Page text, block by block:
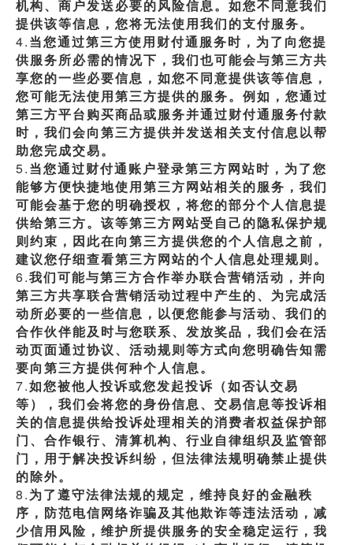
机构、商户发送必要的风险信息。如您不同意我们
提供该等信息，您将无法使用我们的支付服务。
4.当您通过第三方使用财付通服务时，为了向您提
供服务所必需的情况下，我们也可能会与第三方共
享您的一些必要信息，如您不同意提供该等信息，
您可能无法使用第三方提供的服务。例如，您通过
第三方平台购买商品或服务并通过财付通服务付款
时，我们会向第三方提供并发送相关支付信息以帮
助您完成交易。
5.当您通过财付通账户登录第三方网站时，为了您
能够方便快捷地使用第三方网站相关的服务，我们
可能会基于您的明确授权，将您的部分个人信息提
供给第三方。该等第三方网站受自己的隐私保护规
则约束，因此在向第三方提供您的个人信息之前，
建议您仔细查看第三方网站的个人信息处理规则。
6.我们可能与第三方合作举办联合营销活动，并向
第三方共享联合营销活动过程中产生的、为完成活
动所必要的一些信息，以便您能参与活动、我们的
合作伙伴能及时与您联系、发放奖品，我们会在活
动页面通过协议、活动规则等方式向您明确告知需
要向第三方提供何种个人信息。
7.如您被他人投诉或您发起投诉（如否认交易
等），我们会将您的身份信息、交易信息等投诉相
关的信息提供给投诉处理相关的消费者权益保护部
门、合作银行、清算机构、行业自律组织及监管部
门，用于解决投诉纠纷，但法律法规明确禁止提供
的除外。
8.为了遵守法律法规的规定，维持良好的金融秩
序，防范电信网络诈骗及其他欺诈等违法活动，减
少信用风险，维护所提供服务的安全稳定运行，我